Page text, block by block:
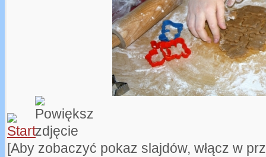
[Aby zobaczyć pokaz slajdów, włącz w